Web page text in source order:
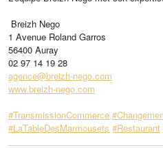
Breizh Nego
1 Avenue Roland Garros
56400 Auray
02 97 14 19 28
agence@breizh-nego.com
www.breizh-nego.com
#TransmissionCommerce
#LaTableDesMarmousets #Restaurant